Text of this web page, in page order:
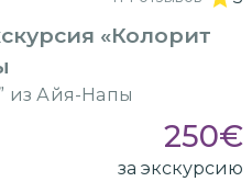
«Колорит
из Айя-Напы
250€
за экскурсию